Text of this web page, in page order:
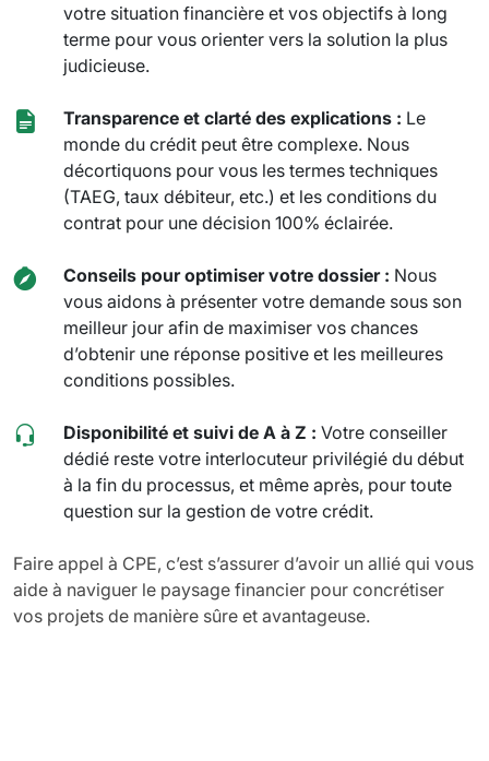
votre situation financière et vos objectifs à long
terme pour vous orienter vers la solution la plus
judicieuse.
Transparence et clarté des explications : Le
monde du crédit peut être complexe. Nous
décortiquons pour vous les termes techniques
(TAEG, taux débiteur, etc.) et les conditions du
contrat pour une décision 100% éclairée.
Conseils pour optimiser votre dossier : Nous
vous aidons à présenter votre demande sous son
meilleur jour afin de maximiser vos chances
d’obtenir une réponse positive et les meilleures
conditions possibles.
Disponibilité et suivi de A à Z : Votre conseiller
dédié reste votre interlocuteur privilégié du début
à la fin du processus, et même après, pour toute
question sur la gestion de votre crédit.
Faire appel à CPE, c’est s’assurer d’avoir un allié qui vous
aide à naviguer le paysage financier pour concrétiser
vos projets de manière sûre et avantageuse.